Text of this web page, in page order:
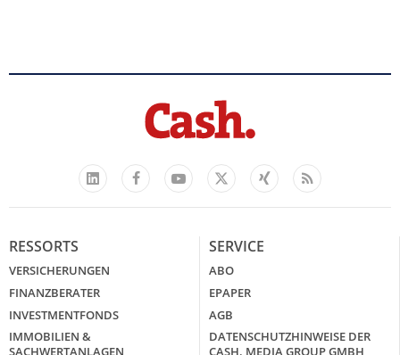
LinkedIn
FacebookYouTube
X
Xing Feed
RESSORTS
VERSICHERUNGEN
FINANZBERATER
INVESTMENTFONDS
IMMOBILIEN &
SERVICE
ABO
EPAPER
AGB
DATENSCHUTZHINWEISE DER